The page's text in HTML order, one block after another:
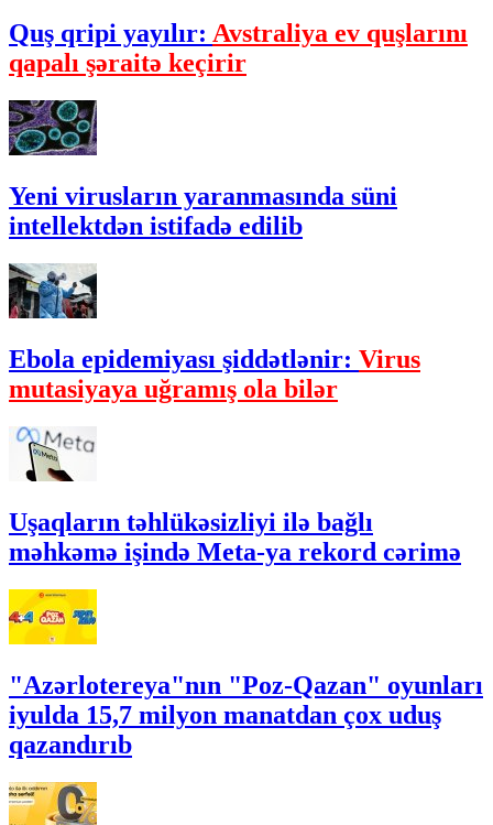
Quş qripi yayılır: Avstraliya ev quşlarını
qapalı şəraitə keçirir
Yeni virusların yaranmasında süni
intellektdən istifadə edilib
Ebola epidemiyası şiddətlənir: Virus
mutasiyaya uğramış ola bilər
Uşaqların təhlükəsizliyi ilə bağlı
məhkəmə işində Meta-ya rekord cərimə
"Azərlotereya"nın "Poz-Qazan" oyunları
iyulda 15,7 milyon manatdan çox uduş
qazandırıb